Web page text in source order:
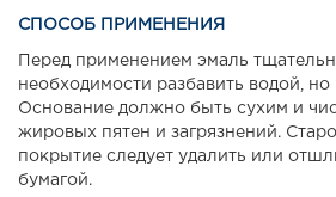
СПОСОБ ПРИМЕНЕНИЯ
Перед применением эмаль
необходимости разбавить водой,
Основание должно быть сухим и
жировых пятен и загрязнений.
покрытие следует удалить или
бумагой.